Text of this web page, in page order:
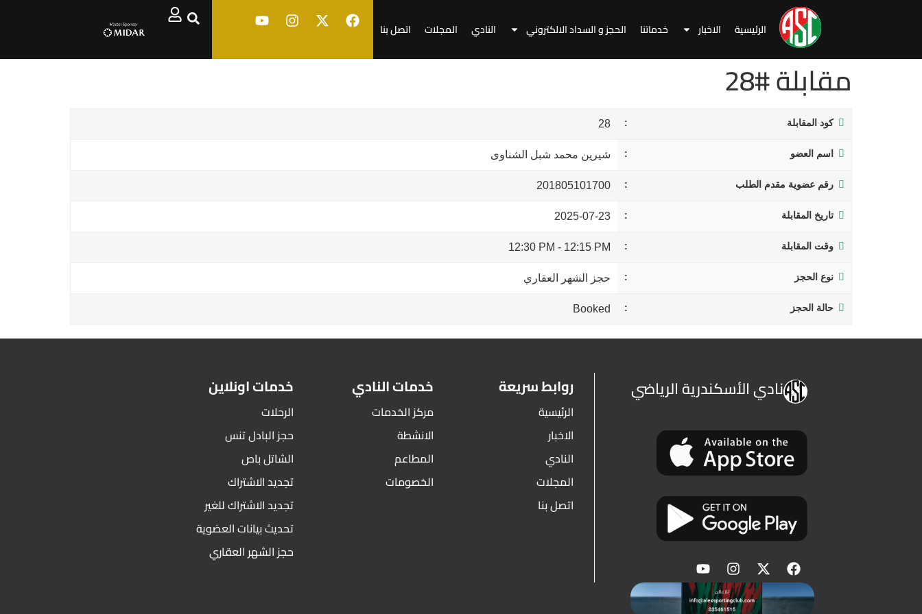
الرئيسية الاخبار خدماتنا الحجز و السداد الالكتروني النادي المجلات اتصل بنا
مقابلة #28
كود المقابلة 28
اسم العضو شيرين محمد شبل الشناوى
رقم عضوية مقدم الطلب 201805101700
تاريخ المقابلة 2025-07-23
وقت المقابلة 12:15 PM
-
12:30 PM
نوع الحجز حجز الشهر العقاري
حالة الحجز Booked
نادي الأسكندرية الرياضي روابط سريعة
الرئيسية
الاخبار
النادي
المجلات
اتصل بنا
خدمات النادي
مركز الخدمات
الانشطة
المطاعم
الخصومات
خدمات اونلاين
الرحلات
حجز البادل تنس
الشاتل باص
تجديد الاشتراك
تجديد الاشتراك للغير
تحديث بيانات العضوية
حجز الشهر العقاري